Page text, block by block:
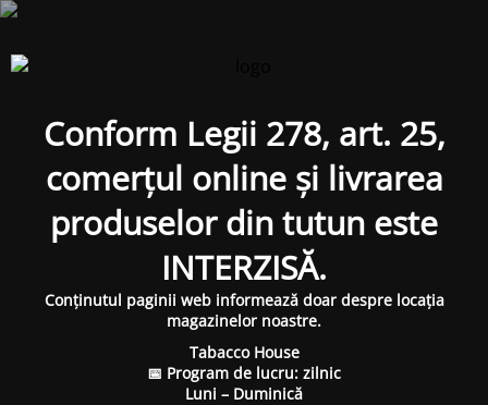
Conform Legii 278, art. 25,
comerțul online și livrarea
produselor din tutun este
INTERZISĂ.
Conținutul paginii web informează doar despre locația
magazinelor noastre.
Tabacco House
📅 Program de lucru: zilnic
Luni – Duminică